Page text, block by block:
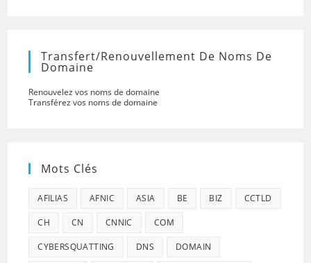
Transfert/renouvellement De Noms De
Domaine
Renouvelez vos noms de domaine
Transférez vos noms de domaine
Mots Clés
AFILIAS AFNIC ASIA BE BIZ CCTLD
CH CN CNNIC COM
CYBERSQUATTING DNS DOMAIN